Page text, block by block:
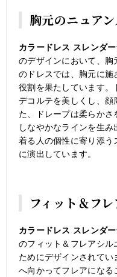
胸元のニュア
カラードレス スレンダ
のデザインにおいて、胸
のドレスでは、胸元に施
役割を果たしています。
デコルテを美しくし、顔
た、ドレープは柔らかさ
しなやかなラインを生み
着る人の個性に寄り添う
に演出しています。
フィット＆フ
カラードレス スレンダ
のフィット＆フレアシル
ためにデザインされて
へ向かってフレアになる